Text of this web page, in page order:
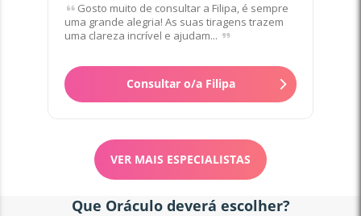
Gosto muito de consultar a Filipa, é sempre
uma grande alegria! As suas tiragens trazem
uma clareza incrível e ajudam...
Consultar o/a Filipa
VER MAIS ESPECIALISTAS
Que Oráculo deverá escolher?